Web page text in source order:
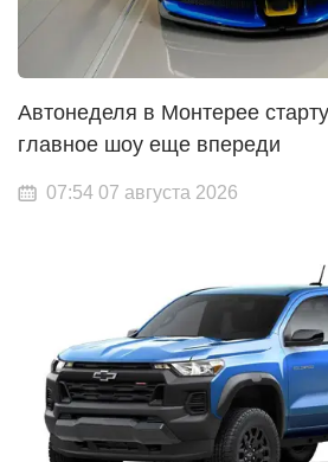
Автонеделя в Монтерее
главное шоу еще впереди
07:54 07 августа 2026